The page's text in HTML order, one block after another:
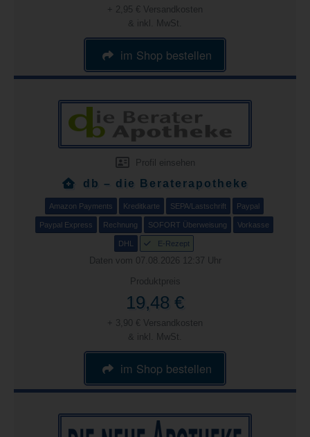
+ 2,95 € Versandkosten
& inkl. MwSt.
im Shop bestellen
Profil einsehen
db – die Beraterapotheke
Amazon Payments Kreditkarte SEPA/Lastschrift Paypal
Paypal Express Rechnung SOFORT Überweisung Vorkasse
DHL E-Rezept
Daten vom 07.08.2026 12:37 Uhr
Produktpreis
19,48 €
+ 3,90 € Versandkosten
& inkl. MwSt.
im Shop bestellen